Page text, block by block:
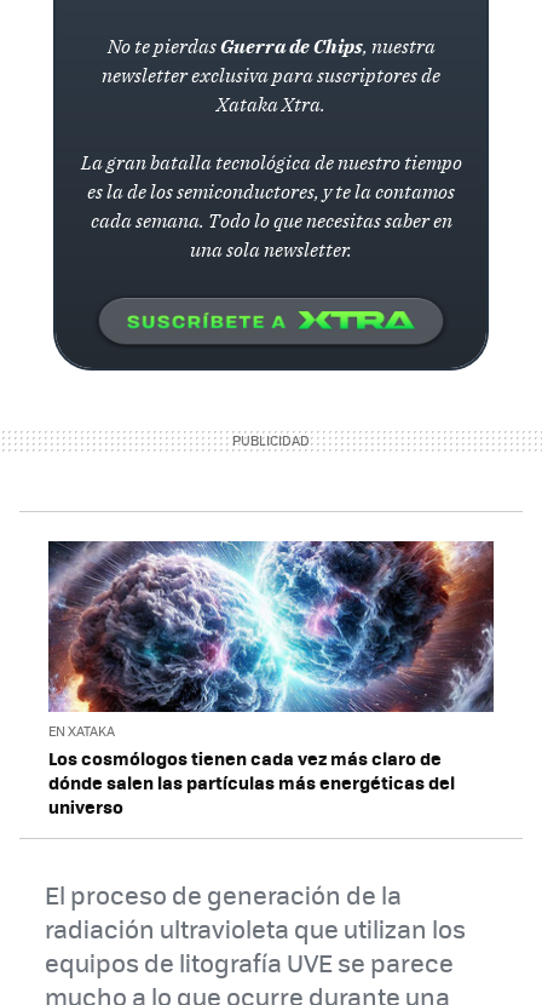
No te pierdasGuerra de Chips, nuestra
newsletter exclusiva para suscriptores de
Xataka Xtra.
La gran batalla tecnológica de nuestro tiempo
es la de los semiconductores, y te la contamos
cada semana. Todo lo que necesitas saber en
una sola newsletter.
EN XATAKA
Los cosmólogos tienen cada vez más claro de
dónde salen las partículas más energéticas del
universo
El proceso de generación de la
radiación ultravioleta que utilizan los
equipos de litografía UVE se parece
mucho a lo que ocurre durante una